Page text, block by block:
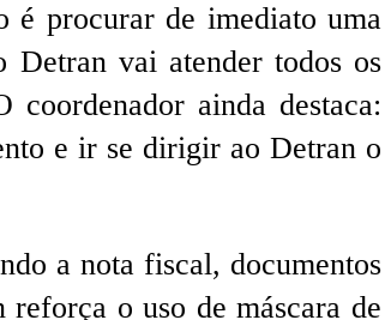
é procurar de imediato uma
vai atender todos os
ainda destaca:
e ir se dirigir ao Detran o
a nota fiscal, documentos
o uso de máscara de